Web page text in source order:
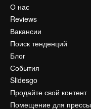
О нас
Reviews
Вакансии
Поиск тенденций
Блог
События
Slidesgo
Продайте свой контент
Помещение для прессы